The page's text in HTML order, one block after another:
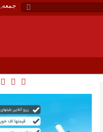
جمعه, ۱۶ مرداد , ۱۴۰۵